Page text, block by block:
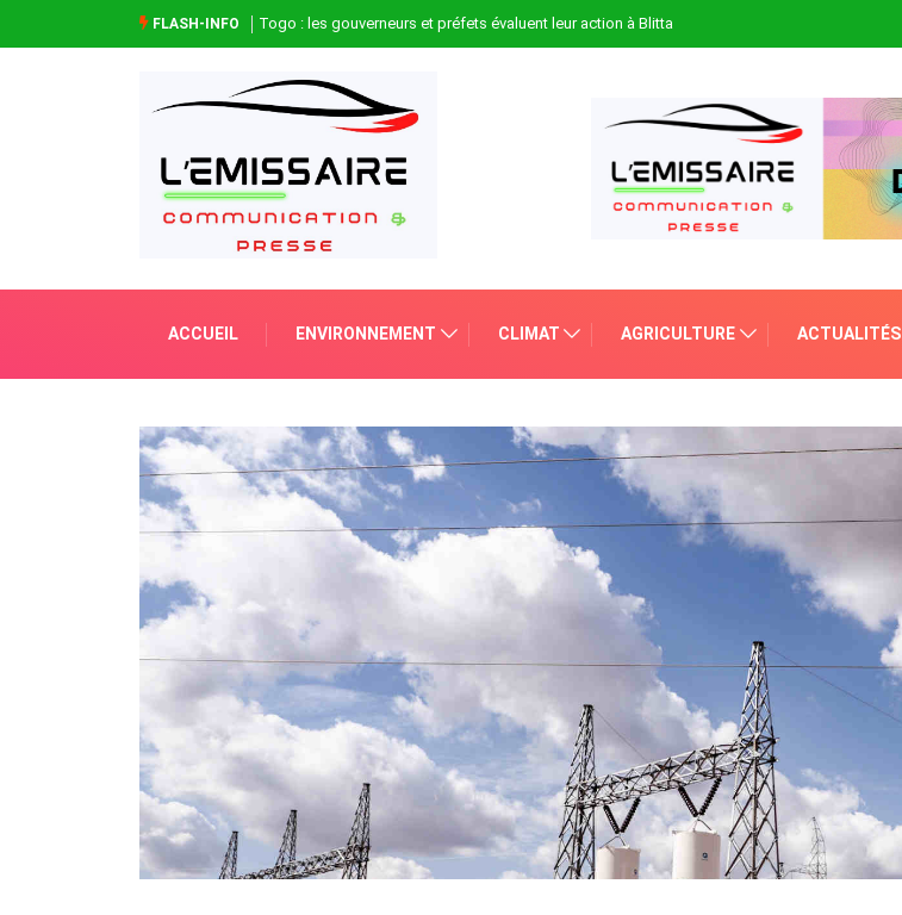
FLASH-INFO Togo : les gouverneurs et préfets évaluent leur action à Blitta
ACCUEIL ENVIRONNEMENT CLIMAT AGRICULTURE ACTUALITÉS